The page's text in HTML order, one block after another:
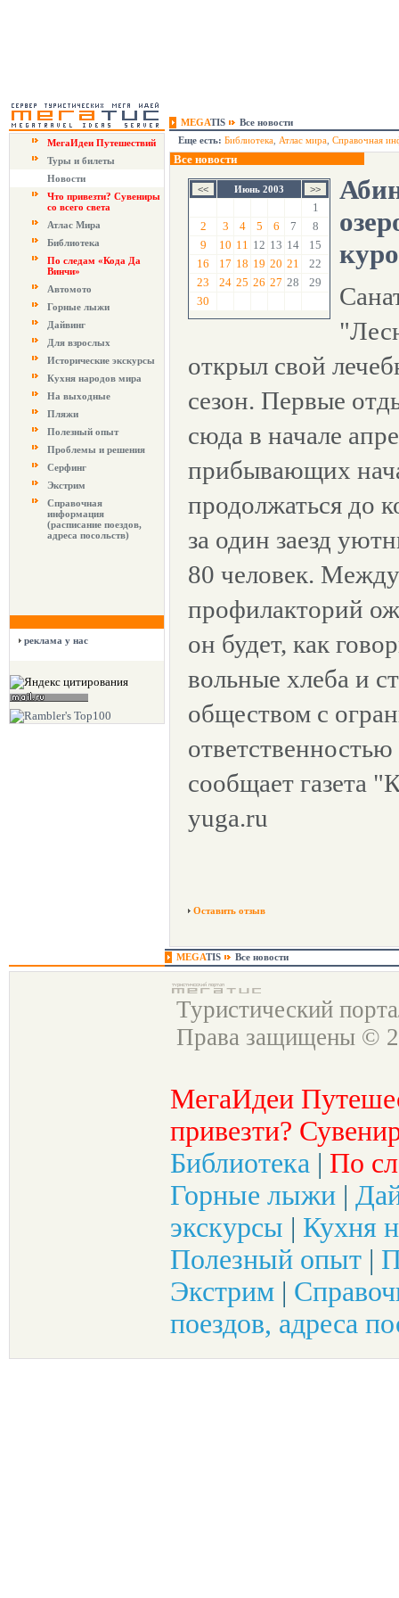
MEGATIS
Все новости
МегаИдеи Путешествий
Туры и билеты
Новости
Что привезти? Сувениры
со всего света
Атлас Мира
Библиотека
По следам «Кода Да
Винчи»
Автомото
Горные лыжи
Дайвинг
Для взрослых
Исторические экскурсы
Кухня народов мира
На выходные
Пляжи
Полезный опыт
Проблемы и решения
Серфинг
Экстрим
Справочная
информация
(расписание поездов,
адреса посольств)
реклама у нас
Еще есть: Библиотека Атлас мира Справочная
Все новости
Июнь 2003
1
2
3 4 5 6 7
8
9
10 11 12 13 14
15
16
17 18 19 20 21
22
23
24 25 26 27 28
29
30
открыл свой
сезон. Первые
сюда в начале
прибывающих
продолжаться до
за один заезд
80 человек.
профилакторий
он будет, как
вольные хлеба и
обществом с
сообщает газета
yuga.ru
Оставить отзыв
MEGATIS Все новости
Туристический
Права защищены ©
МегаИдеи
привезти?
Библиотека | По
Горные лыжи |
экскурсы | Кухня
Полезный опыт |
Экстрим |
поездов, адреса